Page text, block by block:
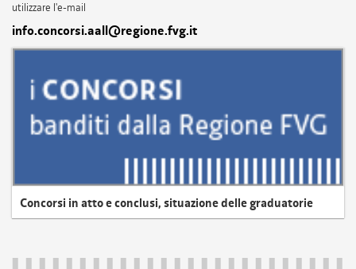
utilizzare l'e-mail
info.concorsi.aall@regione.fvg.it
Concorsi in atto e conclusi, situazione delle graduatorie